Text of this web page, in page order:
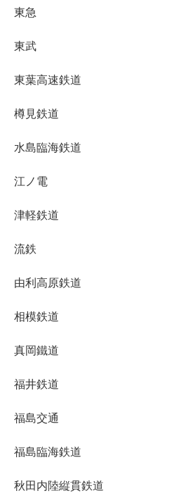
東急
東武
東葉高速鉄道
樽見鉄道
水島臨海鉄道
江ノ電
津軽鉄道
流鉄
由利高原鉄道
相模鉄道
真岡鐵道
福井鉄道
福島交通
福島臨海鉄道
秋田内陸縦貫鉄道